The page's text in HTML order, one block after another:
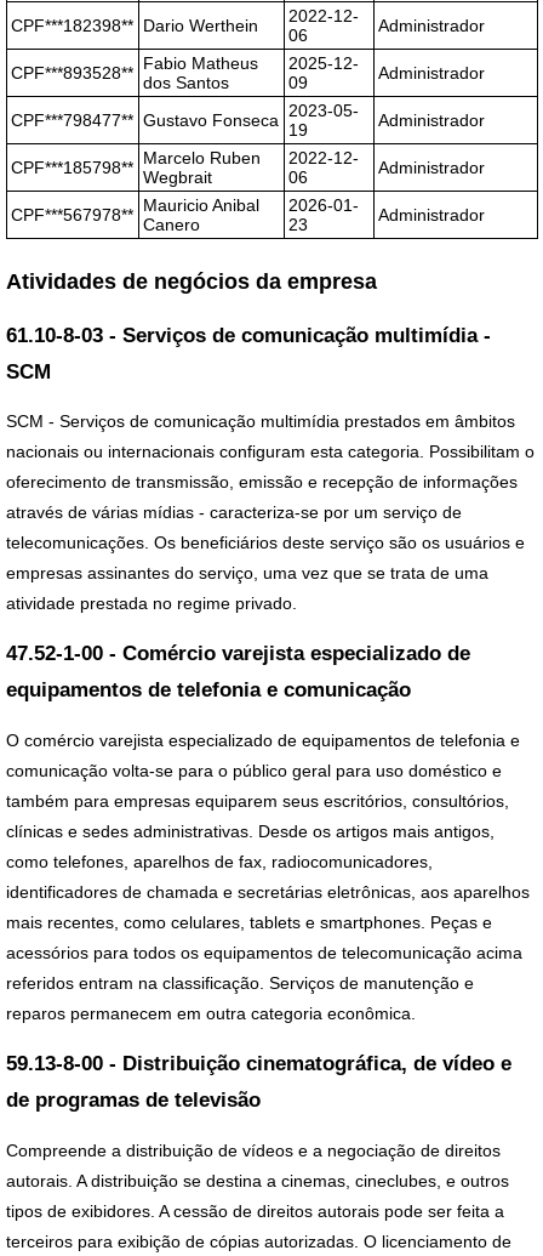
CPF***182398** Dario Werthein
2022-12-
06
Administrador
CPF***893528** Fabio Matheus
dos Santos
2025-12-
09
Administrador
CPF***798477** Gustavo Fonseca 2023-05-
19
Administrador
CPF***185798** Marcelo Ruben
Wegbrait
2022-12-
06
Administrador
CPF***567978** Mauricio Anibal
Canero
2026-01-
23
Administrador
Atividades de negócios da empresa
61.10-8-03 - Serviços de comunicação multimídia -
SCM
SCM - Serviços de comunicação multimídia prestados em âmbitos
nacionais ou internacionais configuram esta categoria. Possibilitam o
oferecimento de transmissão, emissão e recepção de informações
através de várias mídias - caracteriza-se por um serviço de
telecomunicações. Os beneficiários deste serviço são os usuários e
empresas assinantes do serviço, uma vez que se trata de uma
atividade prestada no regime privado.
47.52-1-00 - Comércio varejista especializado de
equipamentos de telefonia e comunicação
O comércio varejista especializado de equipamentos de telefonia e
comunicação volta-se para o público geral para uso doméstico e
também para empresas equiparem seus escritórios, consultórios,
clínicas e sedes administrativas. Desde os artigos mais antigos,
como telefones, aparelhos de fax, radiocomunicadores,
identificadores de chamada e secretárias eletrônicas, aos aparelhos
mais recentes, como celulares, tablets e smartphones. Peças e
acessórios para todos os equipamentos de telecomunicação acima
referidos entram na classificação. Serviços de manutenção e
reparos permanecem em outra categoria econômica.
59.13-8-00 - Distribuição cinematográfica, de vídeo e
de programas de televisão
Compreende a distribuição de vídeos e a negociação de direitos
autorais. A distribuição se destina a cinemas, cineclubes, e outros
tipos de exibidores. A cessão de direitos autorais pode ser feita a
terceiros para exibição de cópias autorizadas. O licenciamento de